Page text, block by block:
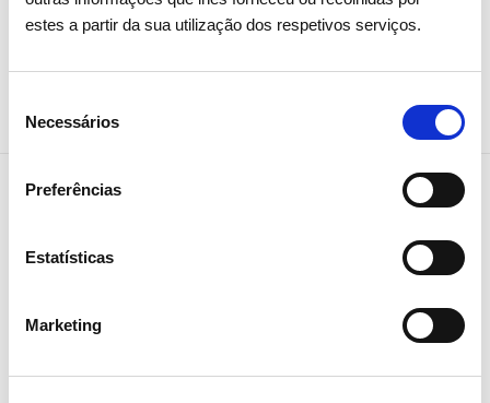
estes a partir da sua utilização dos respetivos serviços.
Necessários
Preferências
Estatísticas
Marketing